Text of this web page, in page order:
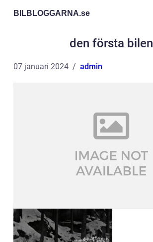
BILBLOGGARNA.se
den första bilen
07 januari 2024 admin